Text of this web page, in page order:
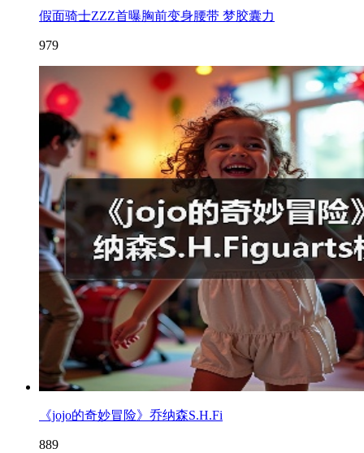
假面骑士ZZZ首曝胸前变身腰带 梦胶囊力
979
《jojo的奇妙冒险》乔纳森S.H.Fi
889